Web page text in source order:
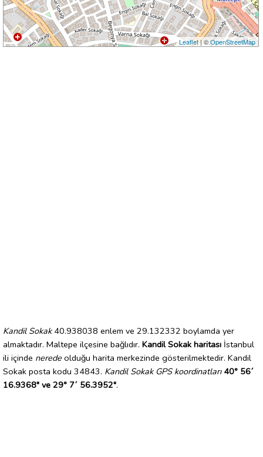
Leaflet| ©OpenStreetMap
Kandil Sokak40.938038 enlem ve 29.132332 boylamda yer
almaktadır. Maltepe ilçesine bağlıdır. Kandil Sokak haritası İstanbul
ili içinde nerede olduğu harita merkezinde gösterilmektedir. Kandil
Sokak posta kodu 34843. Kandil Sokak GPS koordinatları 40° 56´
16.9368" ve 29° 7´ 56.3952".